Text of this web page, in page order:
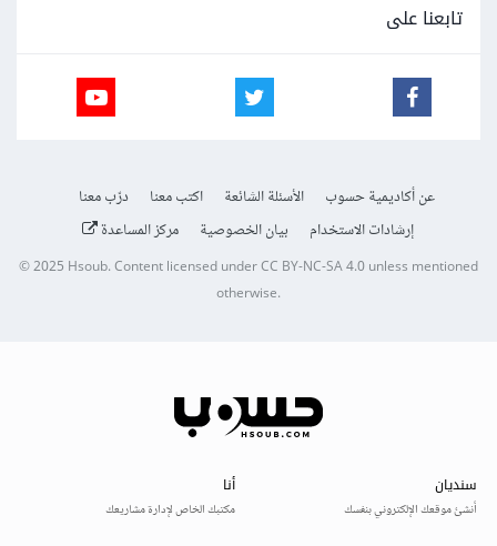
تابعنا على
عن أكاديمية حسوب الأسئلة الشائعة اكتب معنا
درّب معنا
إرشادات الاستخدام
بيان الخصوصية مركز المساعدة
© 2025Hsoub.Content licensed underCC BY-NC-SA 4.0unless mentioned
otherwise.